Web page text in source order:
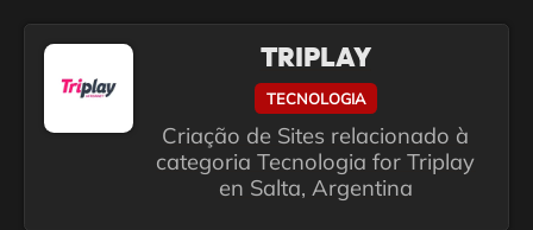
TRIPLAY
TECNOLOGIA
Criação de Sites relacionado à
categoria Tecnologia for Triplay
en Salta, Argentina